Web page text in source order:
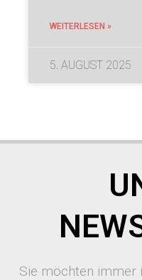
WEITERLESEN »
5. AUGUST 2025
Sie möchten immer